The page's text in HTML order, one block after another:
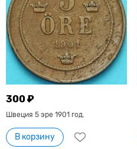
300 ₽
Швеция 5 эре 1901 год.
В корзину